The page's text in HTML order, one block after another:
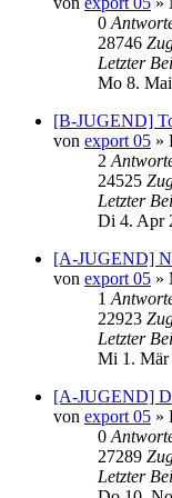
0
28746
Letzter
Mo 8.
[B-JUGEND]
von export 05 »
2
24525
Letzter
Di 4. Apr
[A-JUGEND]
von export 05 »
1
22923
Letzter
Mi 1. Mär
[A-JUGEND]
von export 05 »
0
27289
Letzter